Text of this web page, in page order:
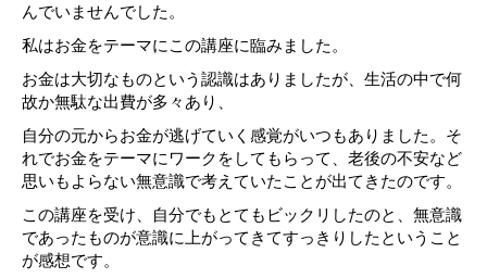
んでいませんでした。
私はお金をテーマにこの講座に臨みました。
お金は大切なものという認識はありましたが、生活の中で何
故か無駄な出費が多々あり、
自分の元からお金が逃げていく感覚がいつもありました。そ
れでお金をテーマにワークをしてもらって、老後の不安など
思いもよらない無意識で考えていたことが出てきたのです。
この講座を受け、自分でもとてもビックリしたのと、無意識
であったものが意識に上がってきてすっきりしたということ
が感想です。